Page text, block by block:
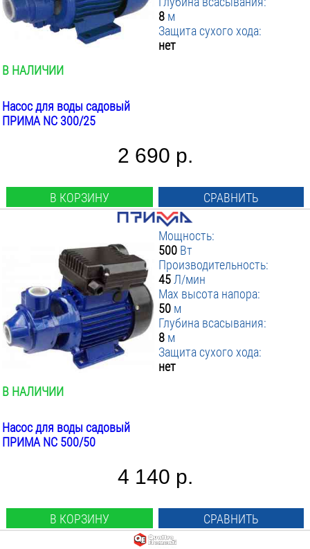
8 м
Защита сухого хода:
нет
В НАЛИЧИИ
Насос для воды садовый
ПРИМА NC 300/25
2 690 р.
В КОРЗИНУ СРАВНИТЬ
Мощность:
500 Вт
Производительность:
45 Л/мин
Max высота напора:
50 м
Глубина всасывания:
8 м
Защита сухого хода:
нет
В НАЛИЧИИ
Насос для воды садовый
ПРИМА NC 500/50
4 140 р.
В КОРЗИНУ СРАВНИТЬ